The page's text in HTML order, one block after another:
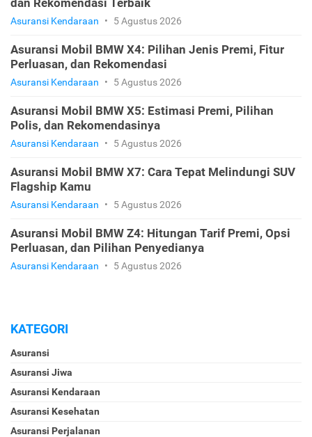
Asuransi Kendaraan • 5 Agustus 2026
Asuransi Mobil BMW X4: Pilihan Jenis Premi, Fitur
Perluasan, dan Rekomendasi
Asuransi Kendaraan • 5 Agustus 2026
Asuransi Mobil BMW X5: Estimasi Premi, Pilihan
Polis, dan Rekomendasinya
Asuransi Kendaraan • 5 Agustus 2026
Asuransi Mobil BMW X7: Cara Tepat Melindungi SUV
Flagship Kamu
Asuransi Kendaraan • 5 Agustus 2026
Asuransi Mobil BMW Z4: Hitungan Tarif Premi, Opsi
Perluasan, dan Pilihan Penyedianya
Asuransi Kendaraan • 5 Agustus 2026
KATEGORI
Asuransi
Asuransi Jiwa
Asuransi Kendaraan
Asuransi Kesehatan
Asuransi Perjalanan